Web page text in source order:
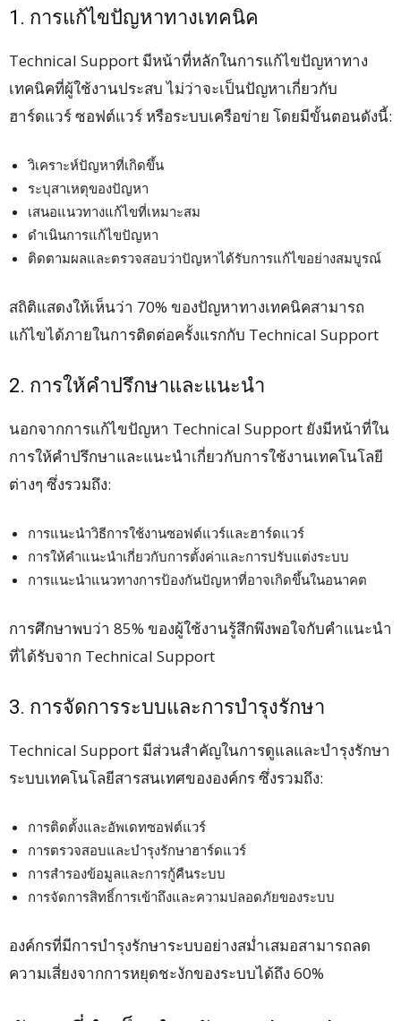
1. การแก้ไขปัญหาทางเทคนิค
Technical Support มีหน้าที่หลักในการแก้ไขปัญหาทาง
เทคนิคที่ผู้ใช้งานประสบ ไม่ว่าจะเป็นปัญหาเกี่ยวกับ
ฮาร์ดแวร์ ซอฟต์แวร์ หรือระบบเครือข่าย โดยมีขั้นตอนดังนี้:
วิเคราะห์ปัญหาที่เกิดขึ้น
ระบุสาเหตุของปัญหา
เสนอแนวทางแก้ไขที่เหมาะสม
ดำเนินการแก้ไขปัญหา
ติดตามผลและตรวจสอบว่าปัญหาได้รับการแก้ไขอย่างสมบูรณ์
สถิติแสดงให้เห็นว่า 70% ของปัญหาทางเทคนิคสามารถ
แก้ไขได้ภายในการติดต่อครั้งแรกกับ Technical Support
2. การให้คำปรึกษาและแนะนำ
นอกจากการแก้ไขปัญหา Technical Support ยังมีหน้าที่ใน
การให้คำปรึกษาและแนะนำเกี่ยวกับการใช้งานเทคโนโลยี
ต่างๆ ซึ่งรวมถึง:
การแนะนำวิธีการใช้งานซอฟต์แวร์และฮาร์ดแวร์
การให้คำแนะนำเกี่ยวกับการตั้งค่าและการปรับแต่งระบบ
การแนะนำแนวทางการป้องกันปัญหาที่อาจเกิดขึ้นในอนาคต
การศึกษาพบว่า 85% ของผู้ใช้งานรู้สึกพึงพอใจกับคำแนะนำ
ที่ได้รับจาก Technical Support
3. การจัดการระบบและการบำรุงรักษา
Technical Support มีส่วนสำคัญในการดูแลและบำรุงรักษา
ระบบเทคโนโลยีสารสนเทศขององค์กร ซึ่งรวมถึง:
การติดตั้งและอัพเดทซอฟต์แวร์
การตรวจสอบและบำรุงรักษาฮาร์ดแวร์
การสำรองข้อมูลและการกู้คืนระบบ
การจัดการสิทธิ์การเข้าถึงและความปลอดภัยของระบบ
องค์กรที่มีการบำรุงรักษาระบบอย่างสม่ำเสมอสามารถลด
ความเสี่ยงจากการหยุดชะงักของระบบได้ถึง 60%